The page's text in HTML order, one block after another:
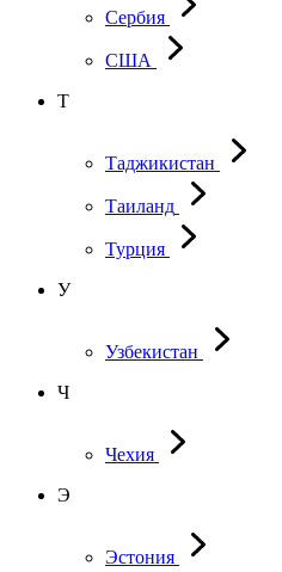
Сербия
США
Т
Таджикистан
Таиланд
Турция
У
Узбекистан
Ч
Чехия
Э
Эстония